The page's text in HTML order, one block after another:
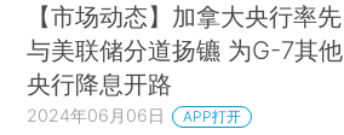
【市场动态】加拿大央行率先
与美联储分道扬镳 为G-7其他
央行降息开路
2024年06月06日 APP打开